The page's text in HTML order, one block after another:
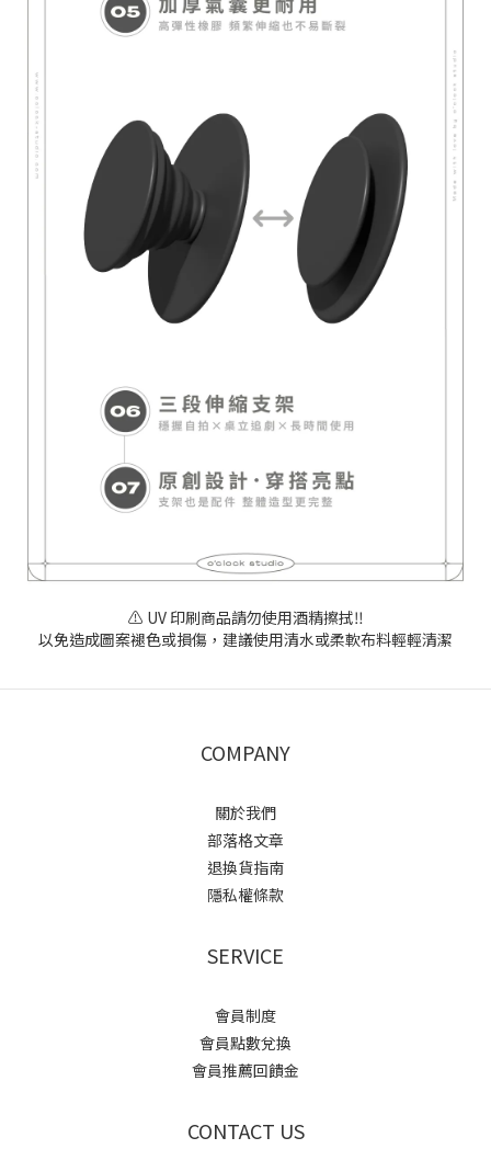
⚠️ UV 印刷商品請勿使用酒精擦拭‼️
以免造成圖案褪色或損傷，建議使用清水或柔軟布料輕輕清潔
COMPANY
關於我們
部落格文章
退換貨指南
隱私權條款
SERVICE
會員制度
會員點數兌換
會員推薦回饋金
CONTACT US